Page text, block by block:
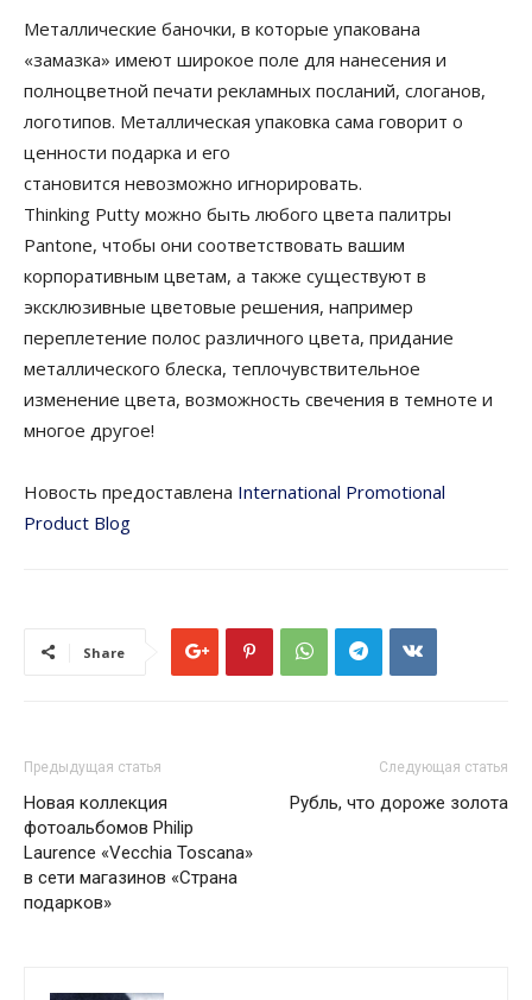
Металлические баночки, в которые упакована
«замазка» имеют широкое поле для нанесения и
полноцветной печати рекламных посланий, слоганов,
логотипов. Металлическая упаковка сама говорит о
ценности подарка и его
становится невозможно игнорировать.
Thinking Putty можно быть любого цвета палитры
Pantone, чтобы они соответствовать вашим
корпоративным цветам, а также существуют в
эксклюзивные цветовые решения, например
переплетение полос различного цвета, придание
металлического блеска, теплочувствительное
изменение цвета, возможность свечения в темноте и
многое другое!
Новость предоставлена International Promotional
Product Blog
Share
Предыдущая статья
Новая коллекция
фотоальбомов Philip
Laurence «Vecchia Toscana»
в сети магазинов «Страна
подарков»
Следующая статья
Рубль, что дороже золота